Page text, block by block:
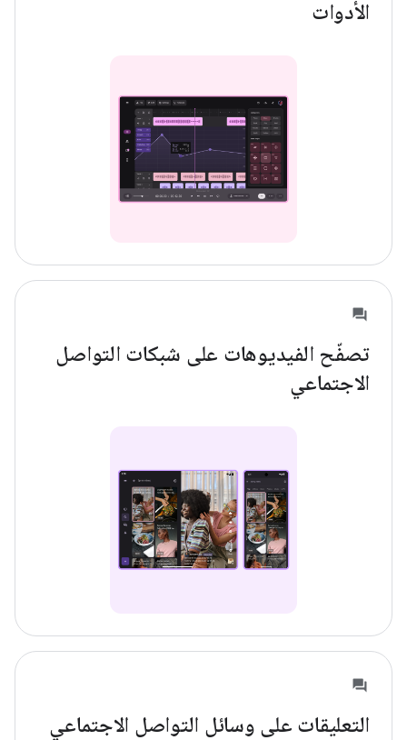
الأدوات
تصفّح الفيديوهات على شبكات التواصل
الاجتماعي
التعليقات على وسائل التواصل الاجتماعي